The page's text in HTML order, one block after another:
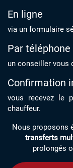
En ligne
via un formulaire
Par téléphone
un conseiller vous
Confirmation
vous recevez le
chauffeur.
Nous proposons
transferts
prolongés